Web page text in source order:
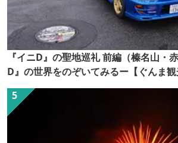
『イニD』の聖地巡礼 前編（榛名山・
D』の世界をのぞいてみるー【ぐんま
（ぐん記者）】